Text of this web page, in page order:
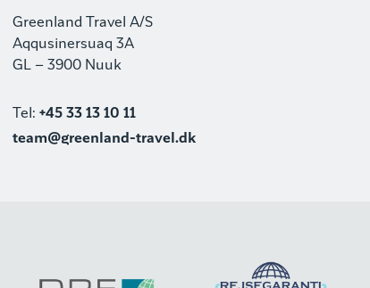
Greenland Travel A/S
Aqqusinersuaq 3A
GL – 3900 Nuuk
Tel: +45 33 13 10 11
team@greenland-travel.dk